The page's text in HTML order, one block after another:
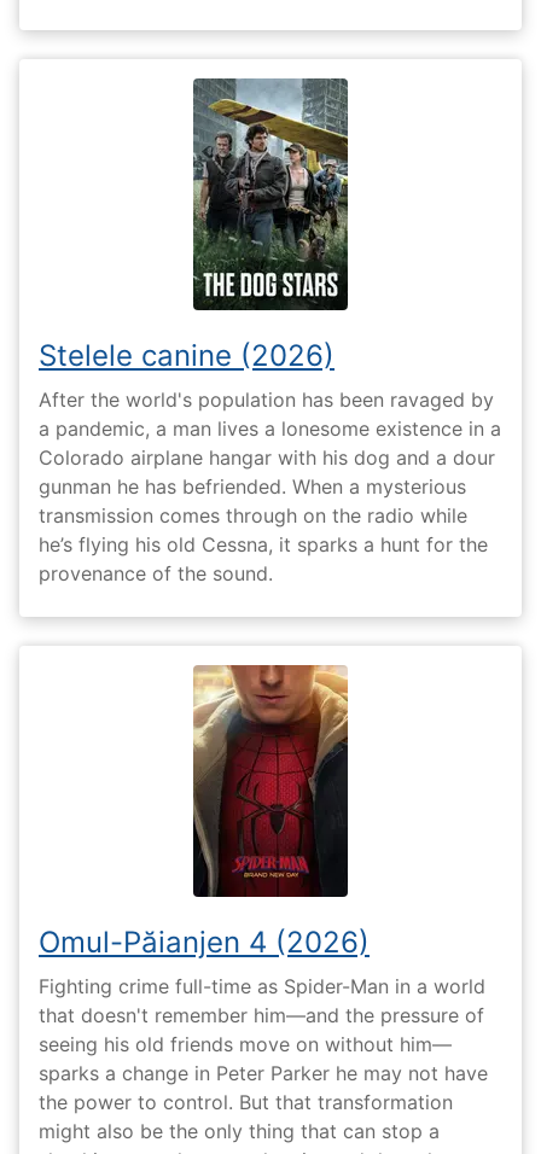
Stelele canine (2026)
After the world's population has been ravaged by
a pandemic, a man lives a lonesome existence in a
Colorado airplane hangar with his dog and a dour
gunman he has befriended. When a mysterious
transmission comes through on the radio while
he’s flying his old Cessna, it sparks a hunt for the
provenance of the sound.
Omul-Păianjen 4 (2026)
Fighting crime full-time as Spider-Man in a world
that doesn't remember him—and the pressure of
seeing his old friends move on without him—
sparks a change in Peter Parker he may not have
the power to control. But that transformation
might also be the only thing that can stop a